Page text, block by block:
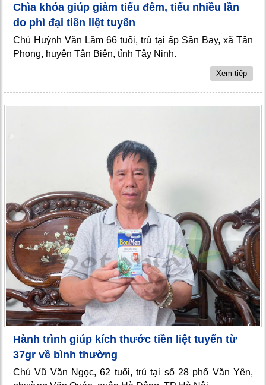
Chìa khóa giúp giảm tiểu đêm, tiểu nhiều lần
do phì đại tiền liệt tuyến
Chú Huỳnh Văn Lầm 66 tuổi, trú tại ấp Sân Bay, xã Tân
Phong, huyện Tân Biên, tỉnh Tây Ninh.
Xem tiếp
Hành trình giúp kích thước tiền liệt tuyến từ
37gr về bình thường
Chú Vũ Văn Ngọc, 62 tuổi, trú tại số 28 phố Văn Yên,